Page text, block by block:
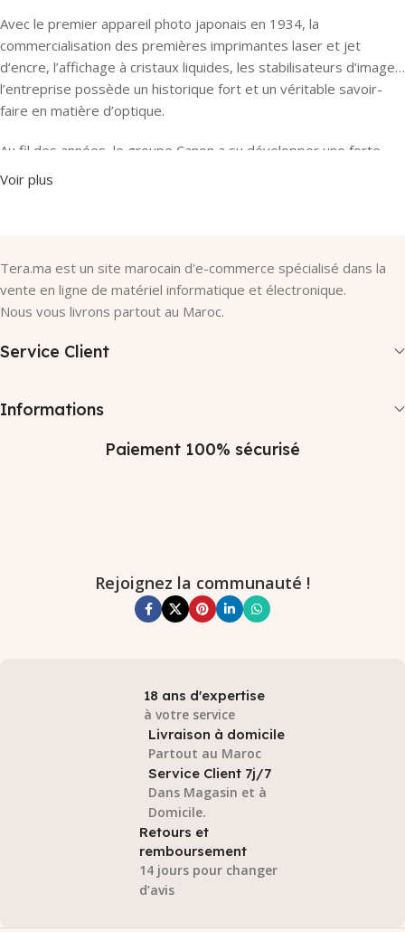
Avec le premier appareil photo japonais en 1934, la
commercialisation des premières imprimantes laser et jet
d’encre, l’affichage à cristaux liquides, les stabilisateurs d’image…
l’entreprise possède un historique fort et un véritable savoir-
faire en matière d’optique.
Au fil des années, le groupe Canon a su développer une forte
reconnaissance de marque qui fait aujourd’hui de lui un acteur
reconnu et apprécié, élu première marque de confiance dans le
Voir plus
Tera.ma est un site marocain d'e-commerce spécialisé dans la
vente en ligne de matériel informatique et électronique.
Nous vous livrons partout au Maroc.
Service Client
Informations
Paiement 100% sécurisé
Rejoignez la communauté !
18 ans d'expertise
à votre service
Livraison à domicile
Partout au Maroc
Service Client 7j/7
Dans Magasin et à
Domicile.
Retours et
remboursement
14 jours pour changer
d’avis